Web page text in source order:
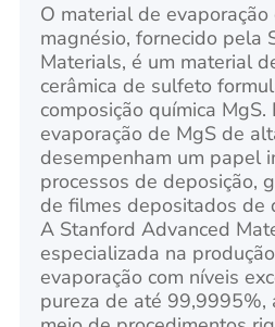
O material de
magnésio, fornecido pela
Materials, é um material
cerâmica de sulfeto
composição química
evaporação de MgS de
desempenham um papel
processos de deposição,
de filmes depositados de
A Stanford Advanced
especializada na
evaporação com níveis
pureza de até 99,9995%,